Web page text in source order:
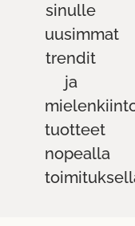
sinulle
uusimmat
trendit
ja
tuotteet
nopealla